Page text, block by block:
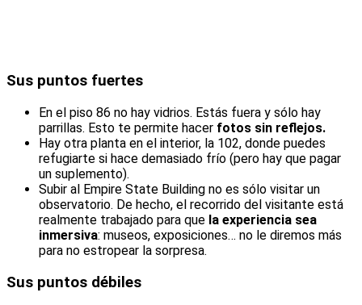
Sus puntos fuertes
En el piso 86 no hay vidrios. Estás fuera y sólo hay
parrillas. Esto te permite hacer fotos sin reflejos.
Hay otra planta en el interior, la 102, donde puedes
refugiarte si hace demasiado frío (pero hay que pagar
un suplemento).
Subir al Empire State Building no es sólo visitar un
observatorio. De hecho, el recorrido del visitante está
realmente trabajado para que la experiencia sea
inmersiva: museos, exposiciones… no le diremos más
para no estropear la sorpresa.
Sus puntos débiles